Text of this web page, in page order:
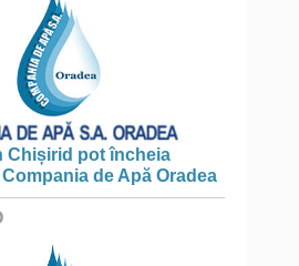
Chișirid pot încheia
de Apă Oradea